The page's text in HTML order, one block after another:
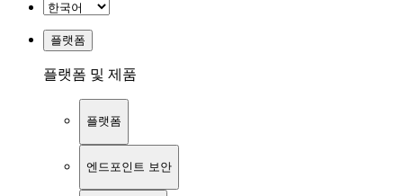
플랫폼
플랫폼 및 제품
플랫폼
엔드포인트 보안